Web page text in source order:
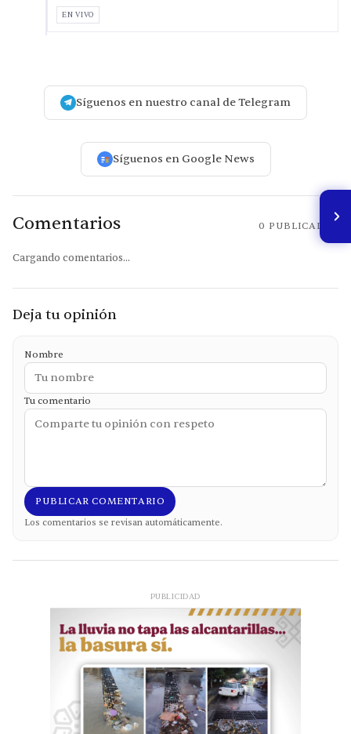
EN VIVO
Síguenos en nuestro canal de Telegram
Síguenos en Google News
Comentarios 0 PUBLICADOS
Cargando comentarios...
Deja tu opinión
Nombre
Tu comentario
PUBLICAR COMENTARIO
Los comentarios se revisan automáticamente.
PUBLICIDAD